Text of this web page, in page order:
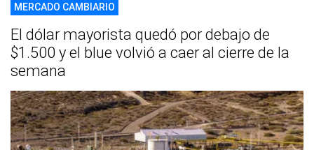
MERCADO CAMBIARIO
El dólar mayorista quedó por debajo de
$1.500 y el blue volvió a caer al cierre de la
semana